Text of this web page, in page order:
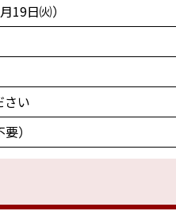
19日㈫）
さい
）